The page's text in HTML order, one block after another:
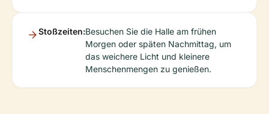
Stoßzeiten:Besuchen Sie die Halle am frühen
Morgen oder späten Nachmittag, um
das weichere Licht und kleinere
Menschenmengen zu genießen.